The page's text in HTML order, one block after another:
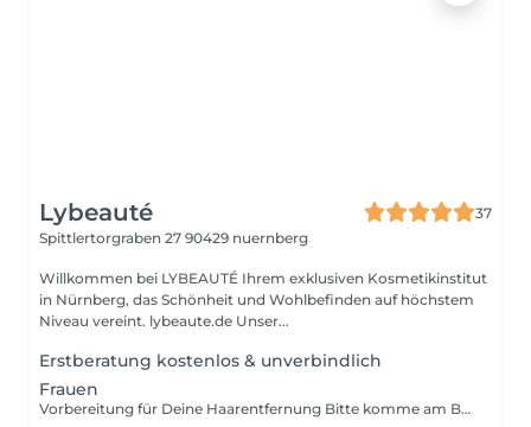
Lybeauté
37
Spittlertorgraben 27 90429 nuernberg
Willkommen bei LYBEAUTÉ Ihrem exklusiven Kosmetikinstitut
in Nürnberg, das Schönheit und Wohlbefinden auf höchstem
Niveau vereint. lybeaute.de Unser...
Erstberatung kostenlos & unverbindlich
Frauen
Vorbereitung für Deine Haarentfernung Bitte komme am Behandlungstag mit sauberer Haut ohne Creme, Deo oder Parfum im Behandlungsbereich. - Die zu behandelnde Zone einen Tag vorher gründlich rasieren. - In den letzten 2 Wochen Sonne oder Solarium vermeiden. - Keine Selbstbräuner-Produkte eine Woche vorher. - Am Tag der Behandlung bitte keine Peelings oder Retinol verwenden. So ist Deine Haut perfekt vorbereitet und wir können die besten Ergebnisse erzielen